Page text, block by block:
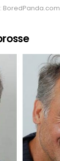
BoredPanda.com